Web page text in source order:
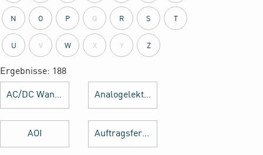
N O P Q R S T
U V W X Y Z
Ergebnisse: 188
AC/DC Wandler Analogelektronik
AOI Auftragsfertigung